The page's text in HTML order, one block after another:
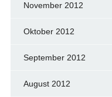
November 2012
Oktober 2012
September 2012
August 2012